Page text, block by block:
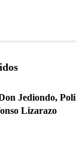
Jediondo,
Lizarazo